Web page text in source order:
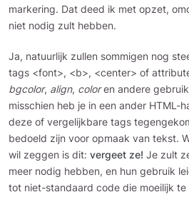
markering. Dat deed ik met opzet,
niet nodig zult hebben.
Ja, natuurlijk zullen sommigen nog
tags <font>, <b>, <center> of
bgcolor, align, coloren andere
misschien heb je in een ander HTML-
deze of vergelijkbare tags
bedoeld zijn voor opmaak van tekst.
wil zeggen is dit: vergeet ze! Je zult
meer nodig hebben, en hun gebruik
tot niet-standaard code die moeilijk te